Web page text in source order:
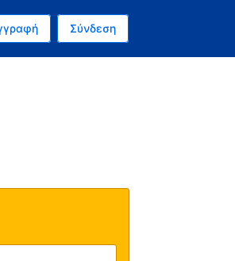
Ευρώ
είναι τα Ελληνικά
Σύνδεση